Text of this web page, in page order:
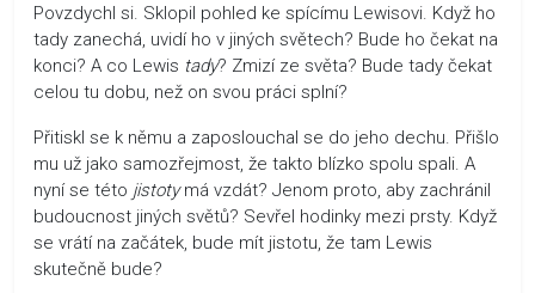
Povzdychl si. Sklopil pohled ke spícímu Lewisovi. Když ho
tady zanechá, uvidí ho v jiných světech? Bude ho čekat na
konci? A co Lewis tady? Zmizí ze světa? Bude tady čekat
celou tu dobu, než on svou práci splní?
Přitiskl se k němu a zaposlouchal se do jeho dechu. Přišlo
mu už jako samozřejmost, že takto blízko spolu spali. A
nyní se této jistotymá vzdát? Jenom proto, aby zachránil
budoucnost jiných světů? Sevřel hodinky mezi prsty. Když
se vrátí na začátek, bude mít jistotu, že tam Lewis
skutečně bude?